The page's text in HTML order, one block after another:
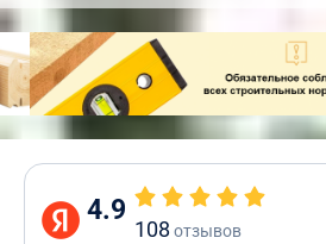
4.9
108 отзывов